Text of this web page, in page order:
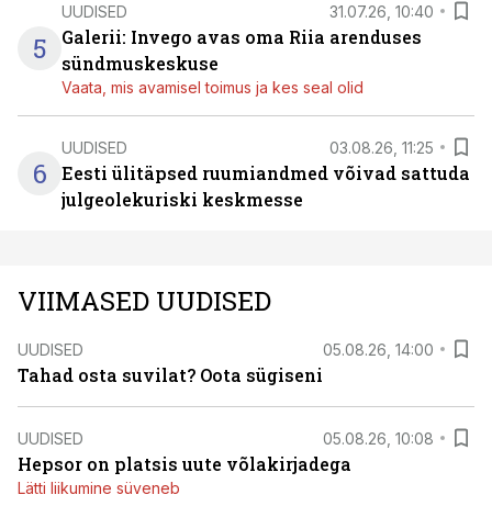
5
UUDISED 31.07.26, 10:40
Galerii: Invego avas oma Riia arenduses
sündmuskeskuse
Vaata, mis avamisel toimus ja kes seal olid
6
UUDISED 03.08.26, 11:25
Eesti ülitäpsed ruumiandmed võivad sattuda
julgeolekuriski keskmesse
VIIMASED UUDISED
UUDISED 05.08.26, 14:00
Tahad osta suvilat? Oota sügiseni
UUDISED 05.08.26, 10:08
Hepsor on platsis uute võlakirjadega
Lätti liikumine süveneb